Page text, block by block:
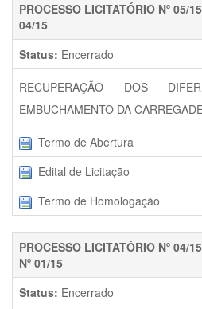
PROCESSO LICITATÓRIO Nº 05/
04/15
Status: Encerrado
RECUPERAÇÃO DOS
EMBUCHAMENTO DA
Termo de Abertura
Edital de Licitação
Termo de Homologação
PROCESSO LICITATÓRIO Nº 04/
Nº 01/15
Status: Encerrado